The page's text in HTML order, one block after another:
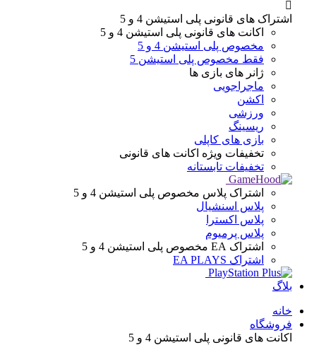
اشتراک های قانونی پلی استیشن 4 و 5
اکانت های قانونی پلی استیشن 4 و 5
مخصوص پلی استیشن 4 و 5
فقط مخصوص پلی استیشن 5
ژانر های بازی ها
ماجراجویی
اکشن
ورزشی
ریسینگ
بازی های کاپلی
تخفیفات ویژه اکانت های قانونی
تخفیفات تابستانه
اشتراک پلاس مخصوص پلی استیشن 4 و 5
پلاس اسنشیال
پلاس اکسترا
پلاس پرمیوم
اشتراک EA
مخصوص پلی استیشن 4 و 5
اشتراک EA PLAYS
بلاگ
Menu
خانه
فروشگاه
اکانت های قانونی پلی استیشن 4 و 5